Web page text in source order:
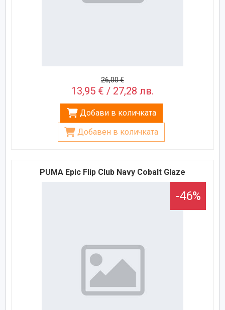
26,00 €
13,95 € / 27,28 лв.
Добави в количката
Добавен в количката
PUMA Epic Flip Club Navy Cobalt Glaze
-46%